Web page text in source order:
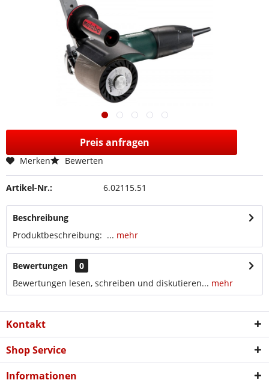
Preis anfragen
Merken Bewerten
Artikel-Nr.: 6.02115.51
Beschreibung
Produktbeschreibung: ... mehr
Bewertungen
0
Bewertungen lesen, schreiben und diskutieren... mehr
Kontakt
Shop Service
Informationen